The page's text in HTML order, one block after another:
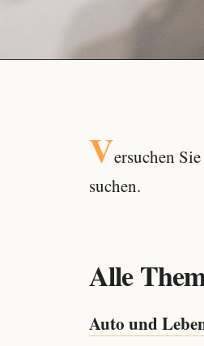
Versuchen
suchen.
Alle
Auto und